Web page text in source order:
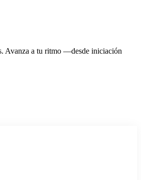
Avanza a tu ritmo —desde iniciación